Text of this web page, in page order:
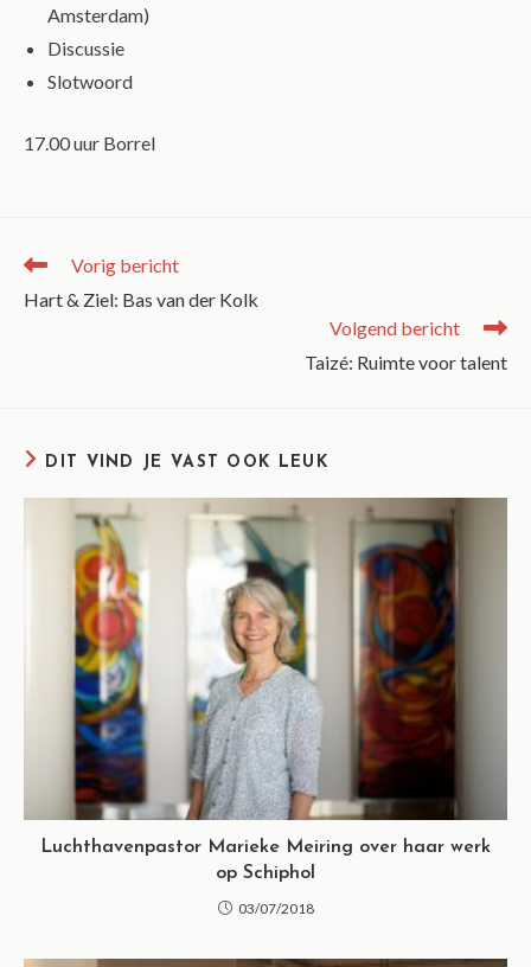
Amsterdam)
Discussie
Slotwoord
17.00 uur Borrel
Vorig bericht
Hart & Ziel: Bas van der Kolk
Volgend bericht
Taizé: Ruimte voor talent
DIT VIND JE VAST OOK LEUK
Luchthavenpastor Marieke Meiring over haar werk
op Schiphol
03/07/2018